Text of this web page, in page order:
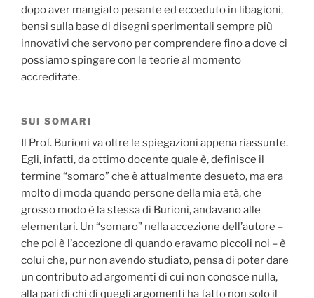
dopo aver mangiato pesante ed ecceduto in libagioni,
bensì sulla base di disegni sperimentali sempre più
innovativi che servono per comprendere fino a dove ci
possiamo spingere con le teorie al momento
accreditate.
SUI SOMARI
Il Prof. Burioni va oltre le spiegazioni appena riassunte.
Egli, infatti, da ottimo docente quale è, definisce il
termine “somaro” che è attualmente desueto, ma era
molto di moda quando persone della mia età, che
grosso modo è la stessa di Burioni, andavano alle
elementari. Un “somaro” nella accezione dell’autore –
che poi è l’accezione di quando eravamo piccoli noi – è
colui che, pur non avendo studiato, pensa di poter dare
un contributo ad argomenti di cui non conosce nulla,
alla pari di chi di quegli argomenti ha fatto non solo il